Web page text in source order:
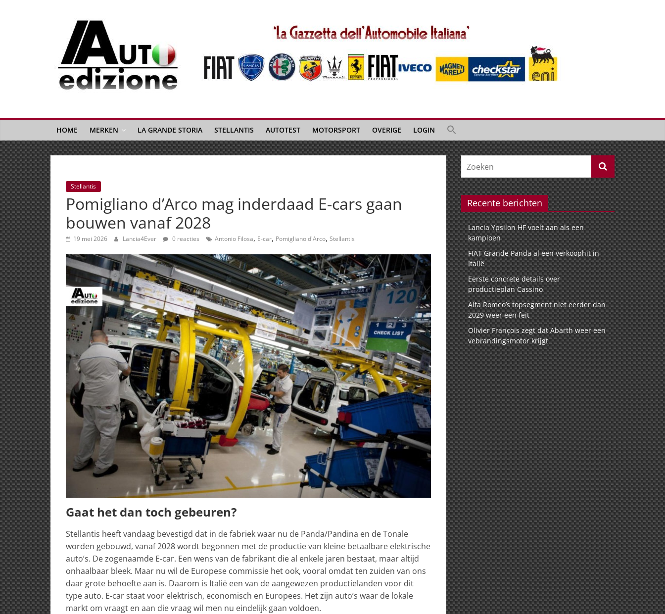
Auto
Edizione
La
Gazetta
dell'Automobile
Italiana
|
Italiaans
autonieuws
&
lifestyle
HOME MERKEN LA GRANDE STORIA STELLANTIS AUTOTEST MOTORSPORT OVERIGE LOGIN
Stellantis
Pomigliano d’Arco mag inderdaad E-cars gaan
bouwen vanaf 2028
19 mei 2026 Lancia4Ever 0 reacties Antonio Filosa, E-car, Pomigliano d'Arco, Stellantis
Gaat het dan toch gebeuren?
Stellantis heeft vandaag bevestigd dat in de fabriek waar nu de Panda/Pandina en de Tonale
worden gebouwd, vanaf 2028 wordt begonnen met de productie van kleine betaalbare elektrische
auto’s. De zogenaamde E-car. Een wens van de fabrikant die al enkele jaren bestaat, maar altijd
onhaalbaar bleek. Maar nu wil de Europese commissie het ook, vooral omdat ten zuiden van ons
daar grote behoefte aan is. Daarom is Italië een van de aangewezen productielanden voor dit
type auto. E-car staat voor elektrisch, economisch en Europees. Het zijn auto’s waar de lokale
markt om vraagt en aan die vraag wil men nu eindelijk gaan voldoen.
Recente berichten
Lancia Ypsilon HF voelt aan als een
kampioen
FIAT Grande Panda al een verkoophit in
Italië
Eerste concrete details over
productieplan Cassino
Alfa Romeo’s topsegment niet eerder dan
2029 weer een feit
Olivier François zegt dat Abarth weer een
vebrandingsmotor krijgt